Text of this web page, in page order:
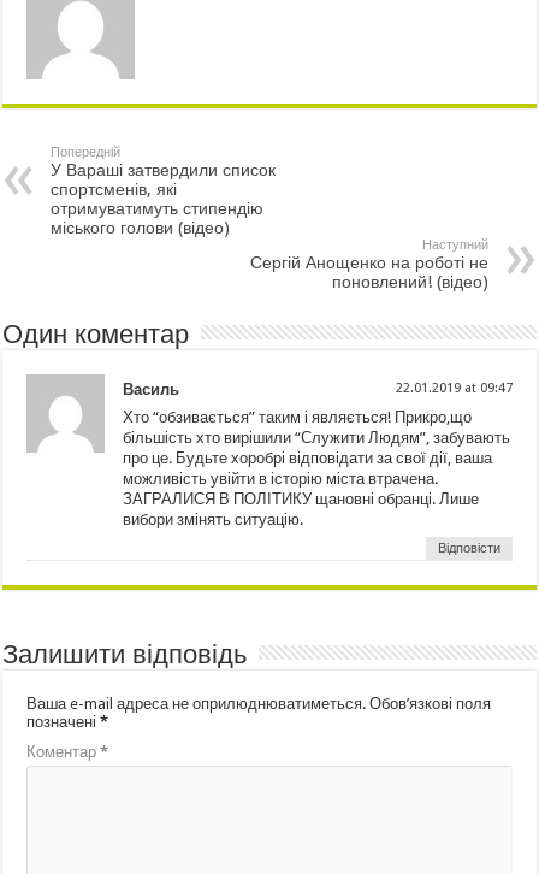
Попередній
У Вараші затвердили список
спортсменів, які
отримуватимуть стипендію
міського голови (відео)
Наступний
Сергій Анощенко на роботі не
поновлений! (відео)
Один коментар
Василь 22.01.2019 at 09:47
Хто “обзивається” таким і являється! Прикро,що
більшість хто вирішили “Служити Людям”, забувають
про це. Будьте хоробрі відповідати за свої дії, ваша
можливість увійти в історію міста втрачена.
ЗАГРАЛИСЯ В ПОЛІТИКУ щановні обранці. Лише
вибори змінять ситуацію.
Відповісти
Залишити відповідь
Ваша e-mail адреса не оприлюднюватиметься. Обов’язкові поля
позначені*
Коментар*